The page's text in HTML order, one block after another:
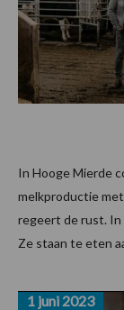
In Hooge Mierde
melkproductie
regeert de rust. In
Ze staan te eten
1 juni 2023